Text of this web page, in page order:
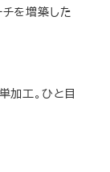
を増築した
加工。ひと目